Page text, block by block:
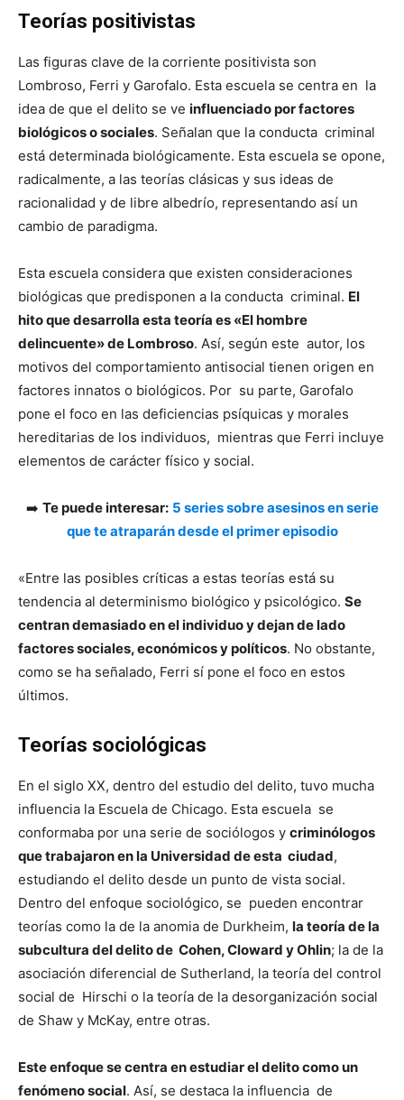
Teorías positivistas
Las figuras clave de la corriente positivista son
Lombroso, Ferri y Garofalo. Esta escuela se centra en la
idea de que el delito se ve influenciado por factores
biológicos o sociales. Señalan que la conducta criminal
está determinada biológicamente. Esta escuela se opone,
radicalmente, a las teorías clásicas y sus ideas de
racionalidad y de libre albedrío, representando así un
cambio de paradigma.
Esta escuela considera que existen consideraciones
biológicas que predisponen a la conducta criminal. El
hito que desarrolla esta teoría es «El hombre
delincuente» de Lombroso. Así, según este autor, los
motivos del comportamiento antisocial tienen origen en
factores innatos o biológicos. Por su parte, Garofalo
pone el foco en las deficiencias psíquicas y morales
hereditarias de los individuos, mientras que Ferri incluye
elementos de carácter físico y social.
➡️ Te puede interesar: 5 series sobre asesinos en serie
que te atraparán desde el primer episodio
«Entre las posibles críticas a estas teorías está su
tendencia al determinismo biológico y psicológico. Se
centran demasiado en el individuo y dejan de lado
factores sociales, económicos y políticos. No obstante,
como se ha señalado, Ferri sí pone el foco en estos
últimos.
Teorías sociológicas
En el siglo XX, dentro del estudio del delito, tuvo mucha
influencia la Escuela de Chicago. Esta escuela se
conformaba por una serie de sociólogos y criminólogos
que trabajaron en la Universidad de esta ciudad,
estudiando el delito desde un punto de vista social.
Dentro del enfoque sociológico, se pueden encontrar
teorías como la de la anomia de Durkheim, la teoría de la
subcultura del delito de Cohen, Cloward y Ohlin; la de la
asociación diferencial de Sutherland, la teoría del control
social de Hirschi o la teoría de la desorganización social
de Shaw y McKay, entre otras.
Este enfoque se centra en estudiar el delito como un
fenómeno social. Así, se destaca la influencia de